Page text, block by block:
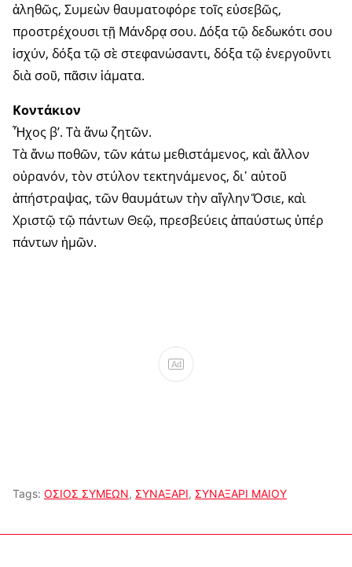
ἀληθῶς, Συμεὼν θαυματοφόρε τοῖς εὐσεβῶς,
προστρέχουσι τῇ Μάνδρᾳ σου. Δόξα τῷ δεδωκότι σου
ἰσχύν, δόξα τῷ σὲ στεφανώσαντι, δόξα τῷ ἐνεργοῦντι
διὰ σοῦ, πᾶσιν ἰάματα.
Κοντάκιον
Ἦχος β’. Τὰ ἄνω ζητῶν.
Τὰ ἄνω ποθῶν, τῶν κάτω μεθιστάμενος, καὶ ἄλλον
οὐρανόν, τὸν στύλον τεκτηνάμενος, δι᾽ αὐτοῦ
ἀπήστραψας, τῶν θαυμάτων τὴν αἴγλην Ὅσιε, καὶ
Χριστῷ τῷ πάντων Θεῷ, πρεσβεύεις ἀπαύστως ὑπέρ
πάντων ἡμῶν.
Ad
Tags: ΟΣΙΟΣ ΣΥΜΕΩΝ, ΣΥΝΑΞΑΡΙ, ΣΥΝΑΞΑΡΙ ΜΑΙΟΥ